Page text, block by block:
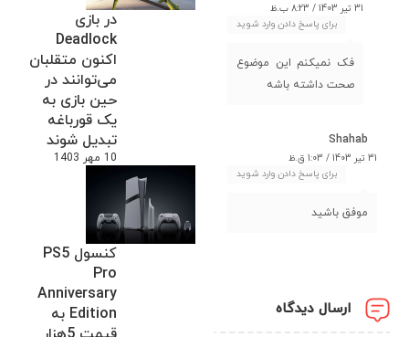
در بازی
Deadlock
اکنون متقلبان
می‌توانند در
حین بازی به
یک قورباغه
تبدیل شوند
10 مهر 1403
کنسول PS5
Pro
Anniversary
Edition به
31 تیر 1403 / 8:23 ب.ظ
برای پاسخ دادن وارد شوید
فک نمیکنم این موضوع
صحت داشته باشه
Shahab
31 تیر 1403 / 1:03 ق.ظ
برای پاسخ دادن وارد شوید
موفق باشید
ارسال دیدگاه